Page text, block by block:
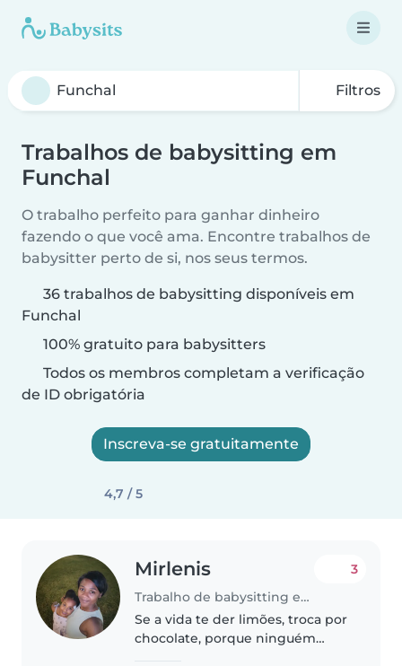
Filtros
Trabalhos de babysitting em
Funchal
O trabalho perfeito para ganhar dinheiro
fazendo o que você ama. Encontre trabalhos de
babysitter perto de si, nos seus termos.
36 trabalhos de babysitting disponíveis em
Funchal
100% gratuito para babysitters
Todos os membros completam a verificação
de ID obrigatória
Inscreva-se gratuitamente
4,7 / 5
Mirlenis
Trabalho de babysitting em Funchal
3
Se a vida te der limões, troca por
chocolate, porque ninguém